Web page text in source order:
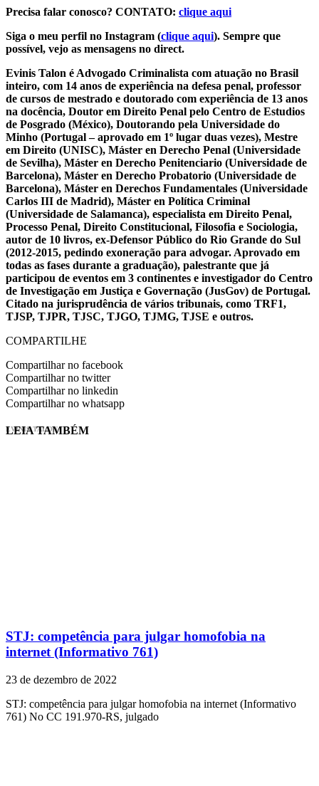
Precisa falar conosco? CONTATO: clique aqui
Siga o meu perfil no Instagram (clique aqui). Sempre que
possível, vejo as mensagens no direct.
Evinis Talon é Advogado Criminalista com atuação no Brasil
inteiro, com 14 anos de experiência na defesa penal, professor
de cursos de mestrado e doutorado com experiência de 13 anos
na docência, Doutor em Direito Penal pelo Centro de Estudios
de Posgrado (México), Doutorando pela Universidade do
Minho (Portugal – aprovado em 1º lugar duas vezes), Mestre
em Direito (UNISC), Máster en Derecho Penal (Universidade
de Sevilha), Máster en Derecho Penitenciario (Universidade de
Barcelona), Máster en Derecho Probatorio (Universidade de
Barcelona), Máster en Derechos Fundamentales (Universidade
Carlos III de Madrid), Máster en Política Criminal
(Universidade de Salamanca), especialista em Direito Penal,
Processo Penal, Direito Constitucional, Filosofia e Sociologia,
autor de 10 livros, ex-Defensor Público do Rio Grande do Sul
(2012-2015, pedindo exoneração para advogar. Aprovado em
todas as fases durante a graduação), palestrante que já
participou de eventos em 3 continentes e investigador do Centro
de Investigação em Justiça e Governação (JusGov) de Portugal.
Citado na jurisprudência de vários tribunais, como TRF1,
TJSP, TJPR, TJSC, TJGO, TJMG, TJSE e outros.
COMPARTILHE
Compartilhar no facebook
Compartilhar no twitter
Compartilhar no linkedin
Compartilhar no whatsapp
EVINIS TALON
LEIA TAMBÉM
STJ: competência para julgar homofobia na
internet (Informativo 761)
23 de dezembro de 2022
STJ: competência para julgar homofobia na internet (Informativo
761) No CC 191.970-RS, julgado